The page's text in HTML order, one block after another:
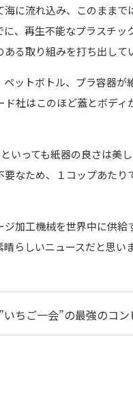
に流れ込み、このままで
、再生不能なプラスチッ
る取り組みを打ち出して
ットボトル、プラ容器が
社はこのほど蓋とボディ
いっても紙器の良さは美
なため、１コップあたり
加工機械を世界中に供給
らしいニュースだと思い
いちご一会”の最強のコ